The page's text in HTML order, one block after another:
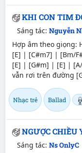
KHI CON TIM
Sáng tác: Nguyễn
Hợp âm theo giọng:
[E] | [C#m7] | [Bm/
[E] | [G#m] | [E] |
vẫn rơi trên đường
Nhạc trẻ Ballad
NGƯỢC CHIỀU
Sáng tác: Ns OnlyC